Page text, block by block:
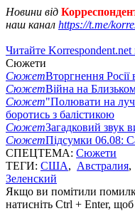
Новини від
наш канал https://t.me/
Читайте
Сюжети
СюжетВторгнення
СюжетВійна на
Сюжет"Полювати на
боротись з балістикою
СюжетЗагадковий звук
СюжетПідсумки 06.08:
СПЕЦТЕМА: Сюжети
ТЕГИ: США, Австралия,
Зеленский
Якщо ви помітили
натисніть Ctrl + Enter,